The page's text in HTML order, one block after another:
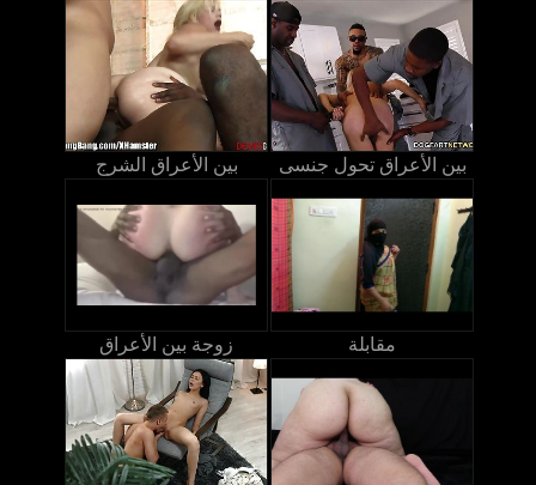
بين الأعراق الشرج بين الأعراق تحول جنسى
زوجة بين الأعراق مقابلة